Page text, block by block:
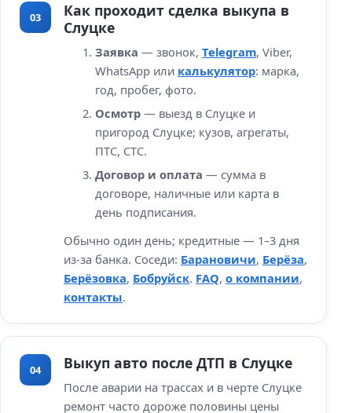
03
Как проходит сделка выкупа в
Слуцке
Заявка — звонок, Telegram, Viber,
WhatsApp или калькулятор: марка,
год, пробег, фото.
Осмотр — выезд в Слуцке и
пригород Слуцке; кузов, агрегаты,
ПТС, СТС.
Договор и оплата — сумма в
договоре, наличные или карта в
день подписания.
Обычно один день; кредитные — 1–3 дня
из‑за банка. Соседи: Барановичи, Берёза,
Берёзовка, Бобруйск. FAQ, о компании,
контакты.
04 Выкуп авто после ДТП в Слуцке
После аварии на трассах и в черте Слуцке
ремонт часто дороже половины цены